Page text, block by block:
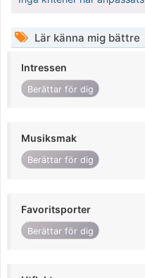
Lär känna mig bättre
Intressen
Berättar för dig
Musiksmak
Berättar för dig
Favoritsporter
Berättar för dig